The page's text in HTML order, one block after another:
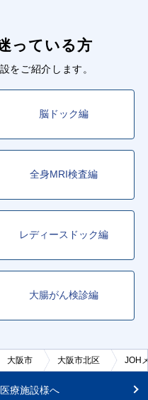
っている方
をご紹介します。
脳ドック編
全身MRI検査編
レディースドック編
大腸がん検診編
大阪市 大阪市北区 JOH
医療施設様へ